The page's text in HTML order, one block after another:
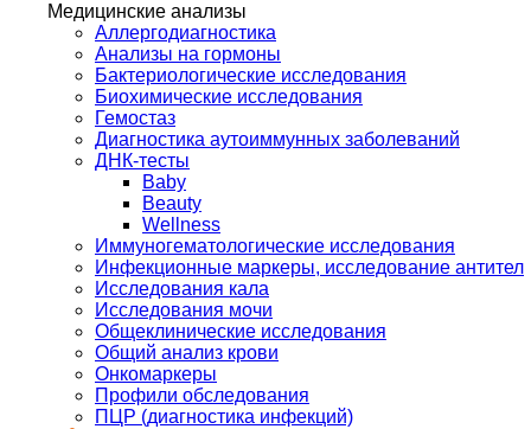
Медицинские анализы
Аллергодиагностика
Анализы на гормоны
Бактериологические исследования
Биохимические исследования
Гемостаз
Диагностика аутоиммунных заболеваний
ДНК-тесты
Baby
Beauty
Wellness
Иммуногематологические исследования
Инфекционные маркеры, исследование антител
Исследования кала
Исследования мочи
Общеклинические исследования
Общий анализ крови
Онкомаркеры
Профили обследования
ПЦР (диагностика инфекций)